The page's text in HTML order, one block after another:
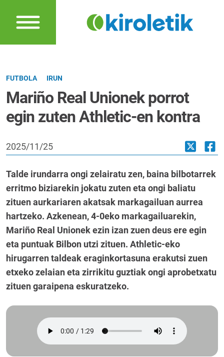
FUTBOLA IRUN
Mariño Real Unionek porrot
egin zuten Athletic-en kontra
2025/11/25
Talde irundarra ongi zelairatu zen, baina bilbotarrek
erritmo biziarekin jokatu zuten eta ongi baliatu
zituen aurkariaren akatsak markagailuan aurrea
hartzeko. Azkenean, 4-0eko markagailuarekin,
Mariño Real Unionek ezin izan zuen deus ere egin
eta puntuak Bilbon utzi zituen. Athletic-eko
hirugarren taldeak eraginkortasuna erakutsi zuen
etxeko zelaian eta zirrikitu guztiak ongi aprobetxatu
zituen garaipena eskuratzeko.